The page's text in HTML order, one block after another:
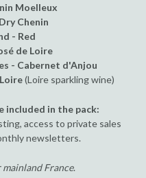
Moelleux
Chenin
- Red
de Loire
- Cabernet d'Anjou
(Loire sparkling wine)
included in the pack:
access to private sales
newsletters.
France.